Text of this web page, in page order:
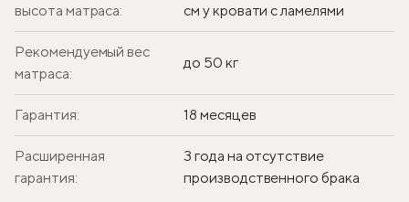
высота матраса:
см у кровати с ламелями
Рекомендуемый вес
матраса:
до 50 кг
Гарантия: 18 месяцев
Расширенная
гарантия:
3 года на отсутствие
производственного брака